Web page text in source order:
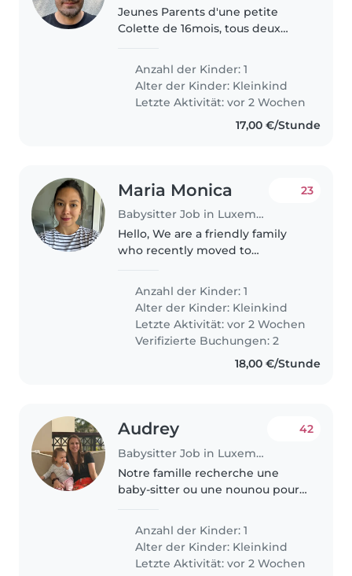
Jeunes Parents d'une petite
Colette de 16mois, tous deux
Anzahl der Kinder: 1
Alter der Kinder: Kleinkind
Letzte Aktivität: vor 2 Wochen
17,00 €/Stunde
Maria Monica
Babysitter Job in Luxemburg
23
Hello, We are a friendly family
who recently moved to
for a kind, reliable and caring
babysitter for our son, who is
almost 3 years old.
Anzahl der Kinder: 1
Alter der Kinder: Kleinkind
Letzte Aktivität: vor 2 Wochen
Verifizierte Buchungen: 2
18,00 €/Stunde
Audrey
Babysitter Job in Luxemburg
42
Notre famille recherche une
baby-sitter ou une nounou pour
mois, énergique et
indépendante. Elle adore
explorer et apprendre de
nouvelles choses. Nous..
Anzahl der Kinder: 1
Alter der Kinder: Kleinkind
Letzte Aktivität: vor 2 Wochen